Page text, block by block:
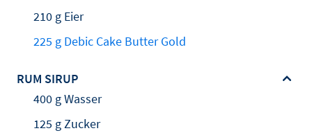
210 g Eier
225 g Debic Cake Butter Gold
RUM SIRUP
400 g Wasser
125 g Zucker